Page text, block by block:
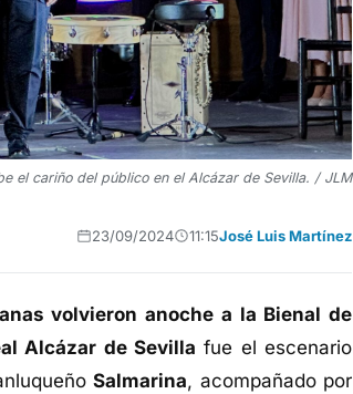
el cariño del público en el Alcázar de Sevilla. / JLM
23/09/2024 11:15José Luis Martínez
volvieron anoche a la Bienal de
Alcázar de Sevilla fue el escenario
Salmarina, acompañado por